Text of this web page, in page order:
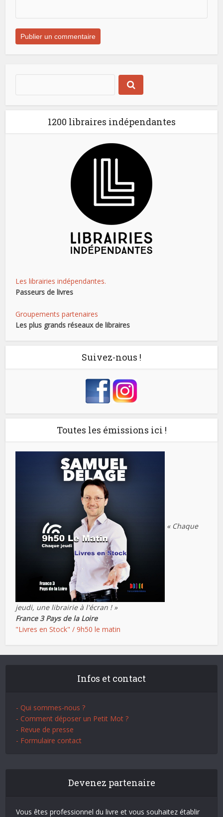
1200 libraires indépendantes
Les librairies indépendantes.
Passeurs de livres
Groupements partenaires
Les plus grands réseaux de libraires
Suivez-nous !
Toutes les émissions ici !
« Chaque
jeudi, une librairie à l'écran ! »
France 3 Pays de la Loire
"Livres en Stock" / 9h50 le matin
Infos et contact
- Qui sommes-nous ?
- Comment déposer un Petit Mot ?
- Revue de presse
- Formulaire contact
Devenez partenaire
Vous êtes professionnel du livre et vous souhaitez établir